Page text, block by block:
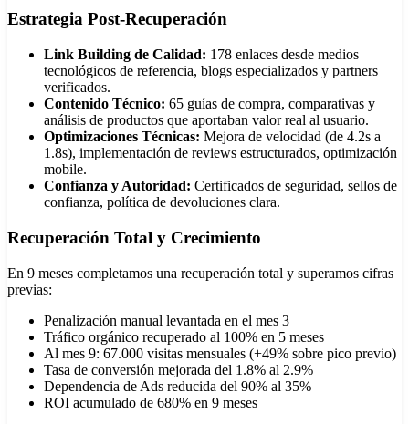
Estrategia Post-Recuperación
Link Building de Calidad: 178 enlaces desde medios
tecnológicos de referencia, blogs especializados y partners
verificados.
Contenido Técnico: 65 guías de compra, comparativas y
análisis de productos que aportaban valor real al usuario.
Optimizaciones Técnicas: Mejora de velocidad (de 4.2s a
1.8s), implementación de reviews estructurados, optimización
mobile.
Confianza y Autoridad: Certificados de seguridad, sellos de
confianza, política de devoluciones clara.
Recuperación Total y Crecimiento
En 9 meses completamos una recuperación total y superamos cifras
previas:
Penalización manual levantada en el mes 3
Tráfico orgánico recuperado al 100% en 5 meses
Al mes 9: 67.000 visitas mensuales (+49% sobre pico previo)
Tasa de conversión mejorada del 1.8% al 2.9%
Dependencia de Ads reducida del 90% al 35%
ROI acumulado de 680% en 9 meses